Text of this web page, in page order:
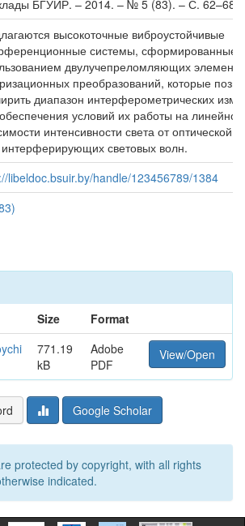
БГУИР. – 2014. – № 5 (83). – С. 62–68.
высокоточные виброустойчивые
системы, сформированные с
двулучепреломляющих
преобразований, которые
диапазон интерферометрических
условий их работы на линейном
интенсивности света от оптической
световых волн.
libeldoc.bsuir.by/handle/123456789/1384
Size
Format
771.19
kB
Adobe
PDF
View/Open
Google Scholar
protected by copyright, with all rights
indicated.